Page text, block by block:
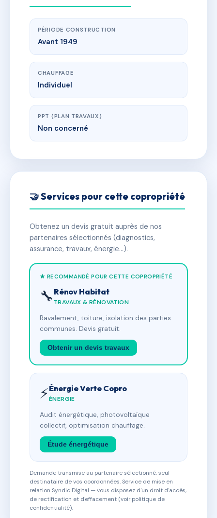
PÉRIODE CONSTRUCTION
Avant 1949
CHAUFFAGE
Individuel
PPT (PLAN TRAVAUX)
Non concerné
🤝 Services pour cette copropriété
Obtenez un devis gratuit auprès de nos
partenaires sélectionnés (diagnostics,
assurance, travaux, énergie…).
★ RECOMMANDÉ POUR CETTE COPROPRIÉTÉ
🔧 Rénov Habitat
TRAVAUX & RÉNOVATION
Ravalement, toiture, isolation des parties
communes. Devis gratuit.
Obtenir un devis travaux
⚡Énergie Verte Copro
ÉNERGIE
Audit énergétique, photovoltaïque
collectif, optimisation chauffage.
Étude énergétique
Demande transmise au partenaire sélectionné, seul
destinataire de vos coordonnées. Service de mise en
relation Syndic Digital — vous disposez d'un droit d'accès,
de rectification et d'effacement (voir politique de
confidentialité).